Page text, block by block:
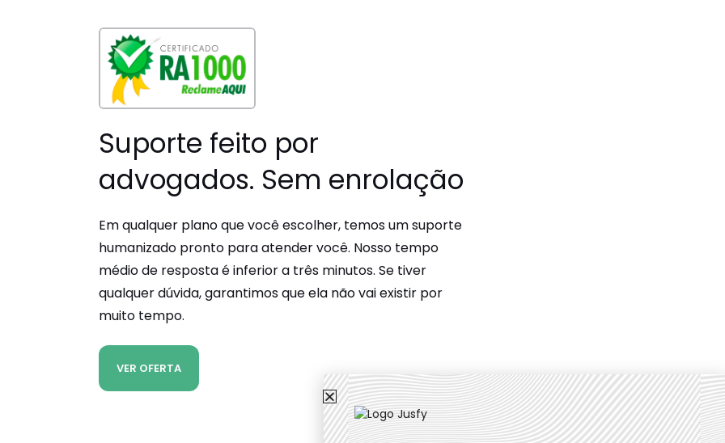
Suporte feito por
advogados. Sem enrolação
Em qualquer plano que você escolher, temos um suporte
humanizado pronto para atender você. Nosso tempo
médio de resposta é inferior a três minutos. Se tiver
qualquer dúvida, garantimos que ela não vai existir por
muito tempo.
VER OFERTA